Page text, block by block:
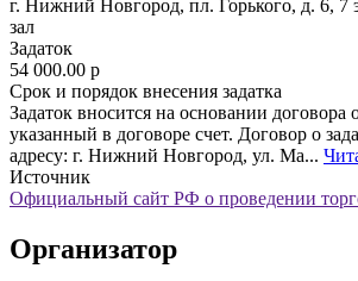
г. Нижний Новгород, пл. Горького, д. 6, 7
зал
Задаток
54 000.00 p
Срок и порядок внесения задатка
Задаток вносится на основании договора
указанный в договоре счет. Договор о
адресу: г. Нижний Новгород, ул. Ма...
Источник
Официальный сайт РФ о проведении
Организатор